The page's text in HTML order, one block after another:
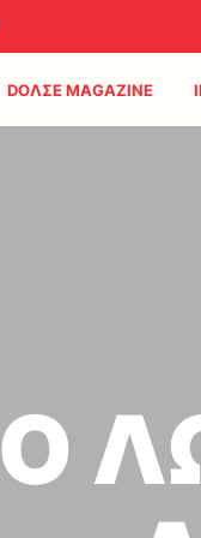
DOΛΣE MAGAZINE
Ο